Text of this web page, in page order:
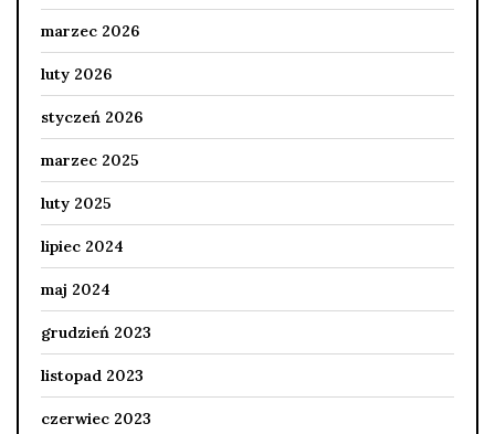
marzec 2026
luty 2026
styczeń 2026
marzec 2025
luty 2025
lipiec 2024
maj 2024
grudzień 2023
listopad 2023
czerwiec 2023